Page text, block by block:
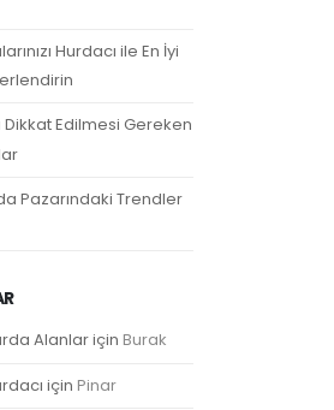
Hurdacı ile En İyi
Dikkat Edilmesi Gereken
Pazarındaki Trendler
Alanlariçin Burak
için Pinar